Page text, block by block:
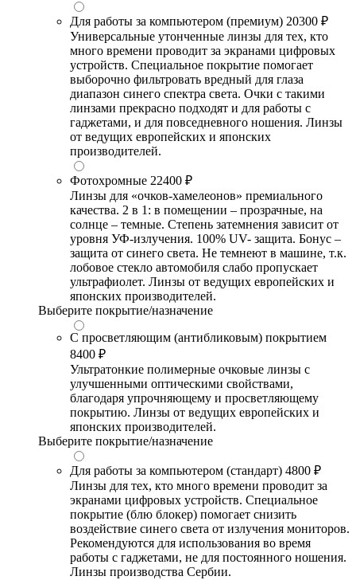
Для работы за компьютером (премиум) 20300 ₽
Универсальные утонченные линзы для тех, кто
много времени проводит за экранами цифровых
устройств. Специальное покрытие помогает
выборочно фильтровать вредный для глаза
диапазон синего спектра света. Очки с такими
линзами прекрасно подходят и для работы с
гаджетами, и для повседневного ношения. Линзы
от ведущих европейских и японских
производителей.
Фотохромные 22400 ₽
Линзы для «очков-хамелеонов» премиального
качества. 2 в 1: в помещении – прозрачные, на
солнце – темные. Степень затемнения зависит от
уровня УФ-излучения. 100% UV- защита. Бонус –
защита от синего света. Не темнеют в машине, т.к.
лобовое стекло автомобиля слабо пропускает
ультрафиолет. Линзы от ведущих европейских и
японских производителей.
Выберите покрытие/назначение
С просветляющим (антибликовым) покрытием
8400 ₽
Ультратонкие полимерные очковые линзы с
улучшенными оптическими свойствами,
благодаря упрочняющему и просветляющему
покрытию. Линзы от ведущих европейских и
японских производителей.
Выберите покрытие/назначение
Для работы за компьютером (стандарт) 4800 ₽
Линзы для тех, кто много времени проводит за
экранами цифровых устройств. Специальное
покрытие (блю блокер) помогает снизить
воздействие синего света от излучения мониторов.
Рекомендуются для использования во время
работы с гаджетами, не для постоянного ношения.
Линзы производства Сербии.